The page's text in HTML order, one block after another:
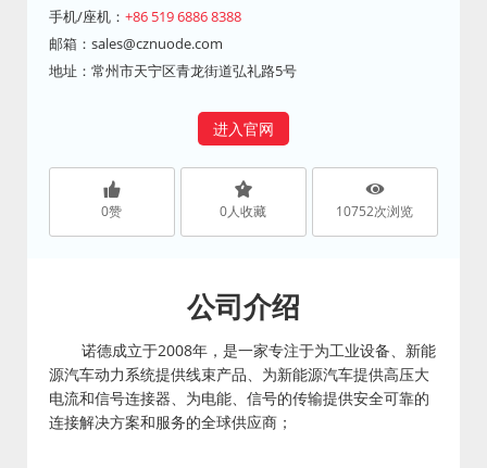
手机/座机： +86 519 6886 8388
邮箱： sales@cznuode.com
地址：常州市天宁区青龙街道弘礼路5号
进入官网
0赞 0人收藏 10752次浏览
公司介绍
诺德成立于2008年，是一家专注于为工业设备、新能
源汽车动力系统提供线束产品、为新能源汽车提供高压大
电流和信号连接器、为电能、信号的传输提供安全可靠的
连接解决方案和服务的全球供应商；